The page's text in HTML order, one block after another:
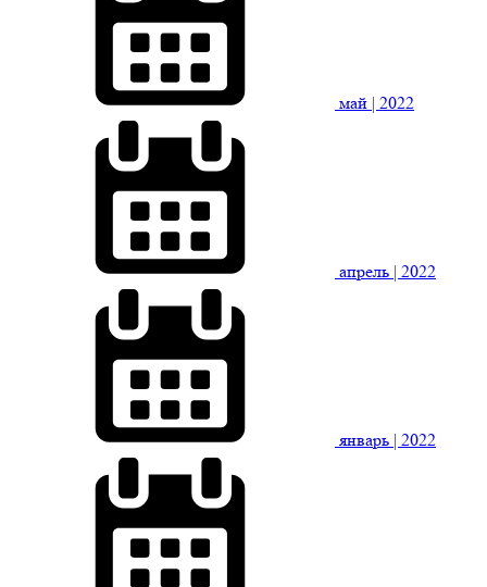
май | 2022
апрель | 2022
январь | 2022